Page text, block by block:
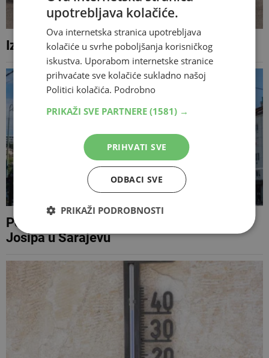
Izgorio električni romobil u Mostaru
Pokušali ukrasti bakreni oluk na crkvi Sv.
Josipa u Sarajevu
upotrebljava kolačiće.
Ova internetska stranica upotrebljava
kolačiće u svrhe poboljšanja korisničkog
iskustva. Uporabom internetske stranice
prihvaćate sve kolačiće sukladno našoj
Politici kolačića. Podrobno
PRIKAŽI SVE PARTNERE (1581) →
PRIHVATI SVE
ODBACI SVE
PRIKAŽI PODROBNOSTI